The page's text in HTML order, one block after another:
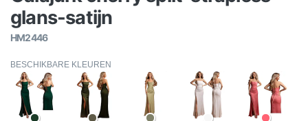
glans-satijn
HM2446
BESCHIKBARE KLEUREN